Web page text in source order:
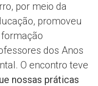
por meio da
promoveu
dos Anos
O encontro teve
nossas práticas